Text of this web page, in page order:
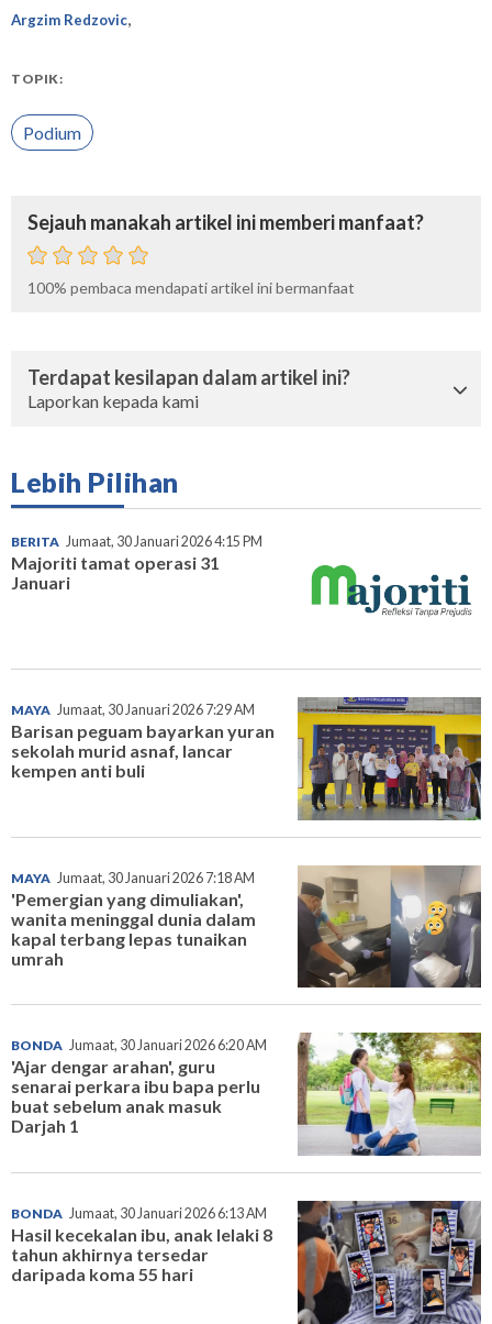
Argzim Redzovic,
TOPIK:
Podium
Sejauh manakah artikel ini memberi manfaat?
100% pembaca mendapati artikel ini bermanfaat
Terdapat kesilapan dalam artikel ini?
Laporkan kepada kami
Lebih Pilihan
BERITA Jumaat, 30 Januari 2026 4:15 PM
Majoriti tamat operasi 31
Januari
MAYA Jumaat, 30 Januari 2026 7:29 AM
Barisan peguam bayarkan yuran
sekolah murid asnaf, lancar
kempen anti buli
MAYA Jumaat, 30 Januari 2026 7:18 AM
'Pemergian yang dimuliakan',
wanita meninggal dunia dalam
kapal terbang lepas tunaikan
umrah
BONDA Jumaat, 30 Januari 2026 6:20 AM
'Ajar dengar arahan', guru
senarai perkara ibu bapa perlu
buat sebelum anak masuk
Darjah 1
BONDA Jumaat, 30 Januari 2026 6:13 AM
Hasil kecekalan ibu, anak lelaki 8
tahun akhirnya tersedar
daripada koma 55 hari